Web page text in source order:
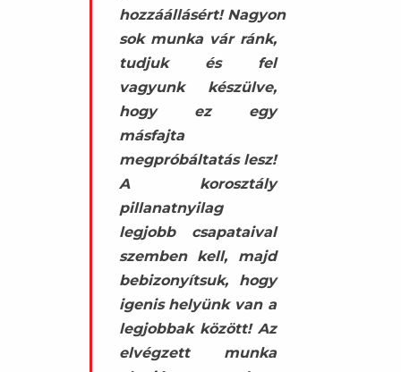
hozzáállásért! Nagyon
sok munka vár ránk,
tudjuk és fel
vagyunk készülve,
hogy ez egy
másfajta
megpróbáltatás lesz!
A korosztály
pillanatnyilag
legjobb csapataival
szemben kell, majd
bebizonyítsuk, hogy
igenis helyünk van a
legjobbak között! Az
elvégzett munka